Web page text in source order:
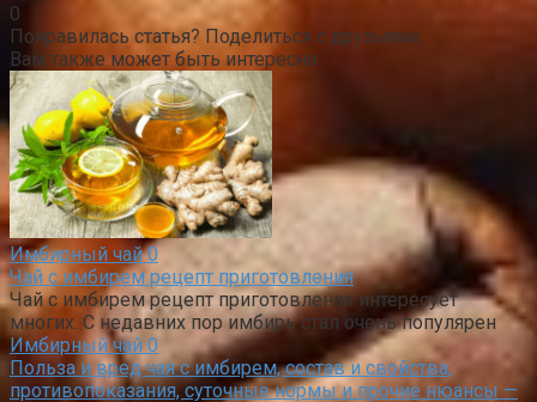
0
Понравилась статья? Поделиться с друзьями:
Вам также может быть интересно
Имбирный чай 0
Чай с имбирем рецепт приготовления
Чай с имбирем рецепт приготовления интересует
многих. С недавних пор имбирь стал очень популярен
Имбирный чай 0
Польза и вред чая с имбирем, состав и свойства,
противопоказания, суточные нормы и прочие нюансы —